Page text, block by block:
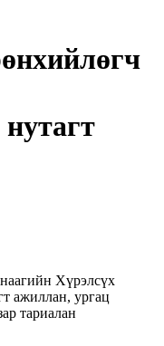
Хүрэлсүх
ажиллан, ургац
тариалан